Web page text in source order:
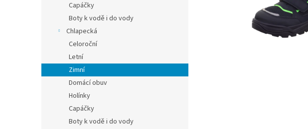
Capáčky
Boty k vodě i do vody
Chlapecká
Celoroční
Letní
Zimní
Domácí obuv
Holínky
Capáčky
Boty k vodě i do vody